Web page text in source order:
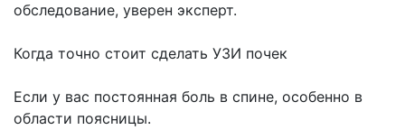
обследование, уверен эксперт.
Когда точно стоит сделать УЗИ почек
Если у вас постоянная боль в спине, особенно в
области поясницы.